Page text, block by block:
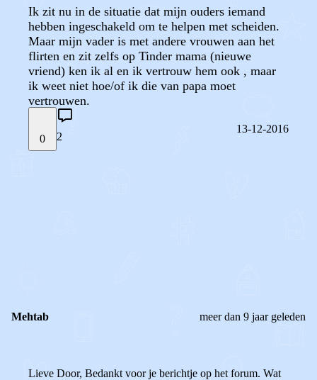
Ik zit nu in de situatie dat mijn ouders iemand
hebben ingeschakeld om te helpen met scheiden.
Maar mijn vader is met andere vrouwen aan het
flirten en zit zelfs op Tinder mama (nieuwe
vriend) ken ik al en ik vertrouw hem ook , maar
ik weet niet hoe/of ik die van papa moet
vertrouwen.
0 2
13-12-2016
Mehtab meer dan 9 jaar geleden
Lieve Door, Bedankt voor je berichtje op het forum. Wat